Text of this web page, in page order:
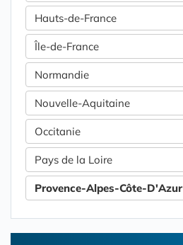
Hauts-de-France
Île-de-France
Normandie
Nouvelle-Aquitaine
Occitanie
Pays de la Loire
Provence-Alpes-Côte-D'Azur